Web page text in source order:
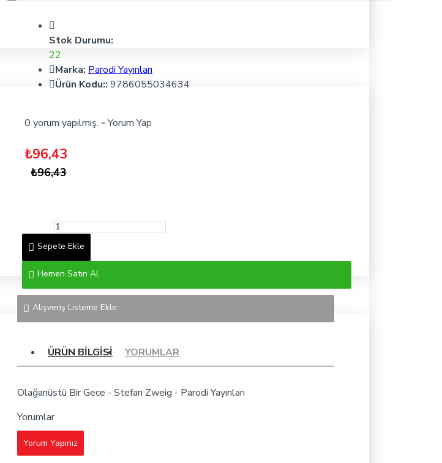
Stok Durumu:
22
Marka: Parodi Yayınları
Ürün Kodu:: 9786055034634
0 yorum yapılmış. - Yorum Yap
₺96,43
₺96,43
Sepete Ekle
Hemen Satın Al
Alışveriş Listeme Ekle
ÜRÜN BILGISI YORUMLAR
Olağanüstü Bir Gece - Stefan Zweig - Parodi Yayınları
Yorumlar
Yorum Yapınız